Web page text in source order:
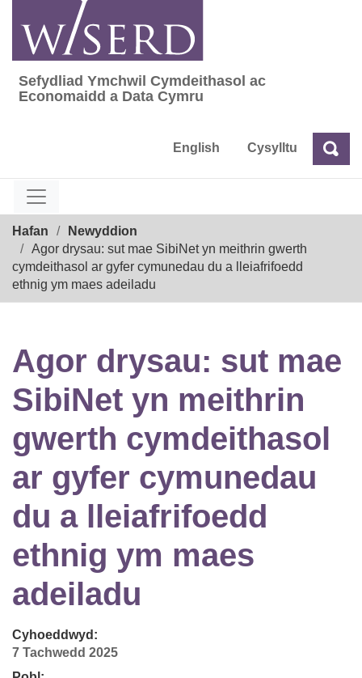
content
Sefydliad Ymchwil Cymdeithasol ac
Sefydliad Ymchwil Cymdeithasol ac
Economaidd a Data Cymru
English Cysylltu Chwilio
Hafan
Newyddion
Agor drysau: sut mae SibiNet yn meithrin gwerth
cymdeithasol ar gyfer cymunedau du a lleiafrifoedd
ethnig ym maes adeiladu
Agor drysau: sut mae
SibiNet yn meithrin
gwerth cymdeithasol
ar gyfer cymunedau
du a lleiafrifoedd
ethnig ym maes
adeiladu
Cyhoeddwyd:
7 Tachwedd 2025